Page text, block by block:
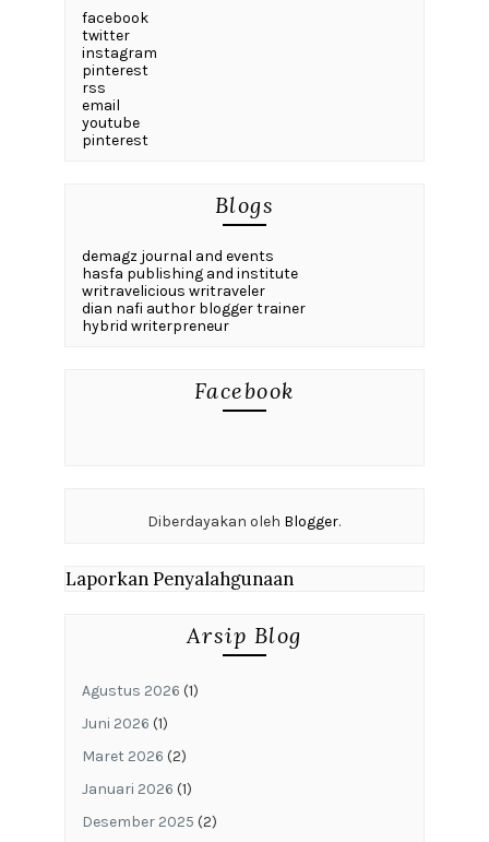
facebook
twitter
instagram
pinterest
rss
email
youtube
pinterest
Blogs
demagz journal and events
hasfa publishing and institute
writravelicious writraveler
dian nafi author blogger trainer
hybrid writerpreneur
Facebook
Diberdayakan oleh Blogger.
Laporkan Penyalahgunaan
Arsip Blog
Agustus 2026 (1)
Juni 2026 (1)
Maret 2026 (2)
Januari 2026 (1)
Desember 2025 (2)